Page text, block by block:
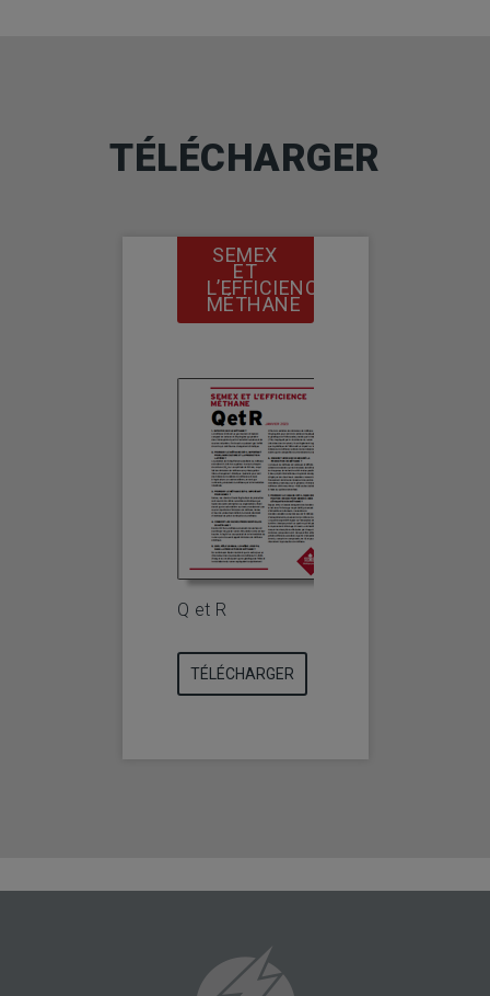
TÉLÉCHARGER
SEMEX
ET
L’EFFICIENCE
MÉTHANE
Q et R
TÉLÉCHARGER